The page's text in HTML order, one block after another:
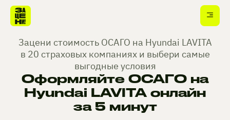
Зацени стоимость ОСАГО на Hyundai LAVITA
в 20 страховых компаниях и выбери самые
выгодные условия
Оформляйте ОСАГО на
Hyundai LAVITA онлайн
за 5 минут